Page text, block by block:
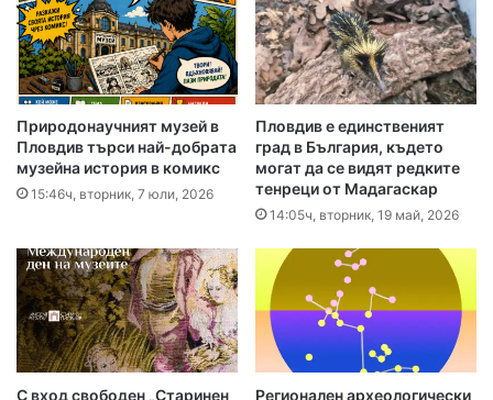
Природонаучният музей в
Пловдив търси най-добрата
музейна история в комикс
15:46ч, вторник, 7 юли, 2026
Пловдив е единственият
град в България, където
могат да се видят редките
тенреци от Мадагаскар
14:05ч, вторник, 19 май, 2026
С вход свободен „Старинен
Регионален археологически